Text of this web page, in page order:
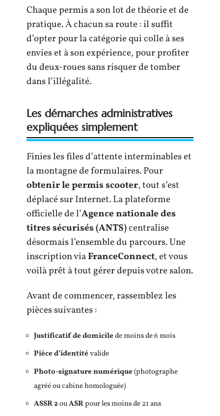
Chaque permis a son lot de théorie et de
pratique. À chacun sa route : il suffit
d’opter pour la catégorie qui colle à ses
envies et à son expérience, pour profiter
du deux-roues sans risquer de tomber
dans l’illégalité.
Les démarches administratives
expliquées simplement
Finies les files d’attente interminables et
la montagne de formulaires. Pour
obtenir le permis scooter, tout s’est
déplacé sur Internet. La plateforme
officielle de l’Agence nationale des
titres sécurisés (ANTS)centralise
désormais l’ensemble du parcours. Une
inscription viaFranceConnect, et vous
voilà prêt à tout gérer depuis votre salon.
Avant de commencer, rassemblez les
pièces suivantes :
Justificatif de domicilede moins de 6 mois
Pièce d’identitévalide
Photo-signature numérique(photographe
agréé ou cabine homologuée)
ASSR 2ouASRpour les moins de 21 ans